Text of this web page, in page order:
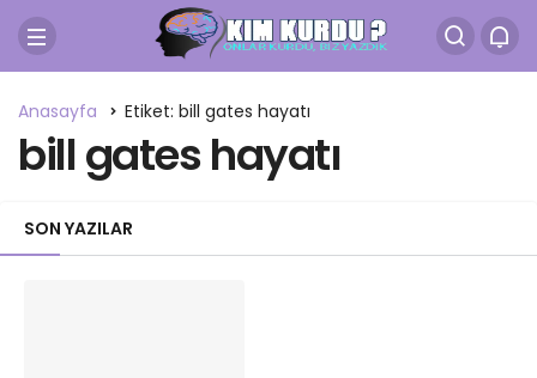
Anasayfa Etiket: bill gates hayatı
bill gates hayatı
SON YAZILAR